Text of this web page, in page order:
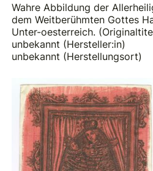
Wahre Abbildung der
dem Weitberühmten Gottes
Unter-oesterreich.
unbekannt (Hersteller:in)
unbekannt (Herstellungsort)